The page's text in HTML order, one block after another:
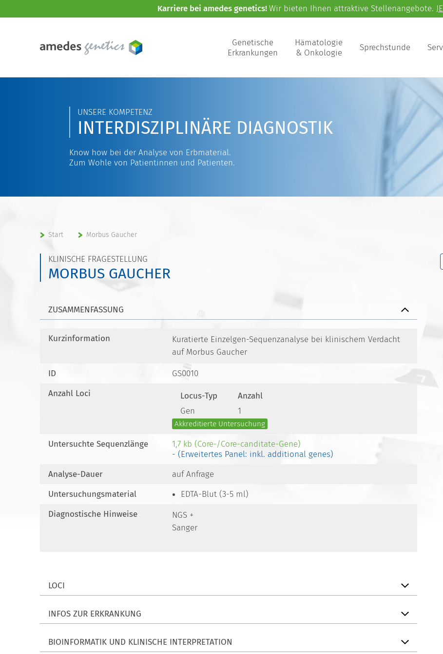
Karriere bei amedes genetics!Wir bieten Ihnen attraktive Stellenangebote.
Genetische
Erkrankungen
Hämatologie
& Onkologie
Sprechstunde
UNSERE KOMPETENZ
INTERDISZIPLINÄRE DIAGNOSTIK
Know how bei der Analyse von Erbmaterial.
Zum Wohle von Patientinnen und Patienten.
Start Morbus Gaucher
KLINISCHE FRAGESTELLUNG
MORBUS GAUCHER
ZUSAMMENFASSUNG
Kurzinformation
Kuratierte Einzelgen-Sequenzanalyse bei klinischem Verdacht
auf Morbus Gaucher
ID
GS0010
Anzahl Loci
Locus-Typ
Anzahl
Gen
1
Akkreditierte Untersuchung
Untersuchte Sequenzlänge
1,7 kb (Core-/Core-canditate-Gene)
- (Erweitertes Panel: inkl. additional genes)
Analyse-Dauer
auf Anfrage
Untersuchungsmaterial
EDTA-Blut (3-5 ml)
Diagnostische Hinweise
NGS +
Sanger
LOCI
INFOS ZUR ERKRANKUNG
BIOINFORMATIK UND KLINISCHE INTERPRETATION